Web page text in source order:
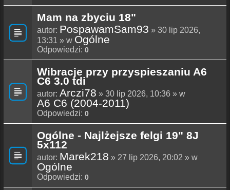
Mam na zbyciu 18"
autor: PospawamSam93 » 30 lip 2026,
13:31 » w Ogólne
Odpowiedzi: 0
Wibracje przy przyspieszaniu A6
C6 3.0 tdi
autor: Arczi78 » 30 lip 2026, 10:36 » w
A6 C6 (2004-2011)
Odpowiedzi: 0
Ogólne - Najlżejsze felgi 19" 8J
5x112
autor: Marek218 » 27 lip 2026, 20:02 » w
Ogólne
Odpowiedzi: 0